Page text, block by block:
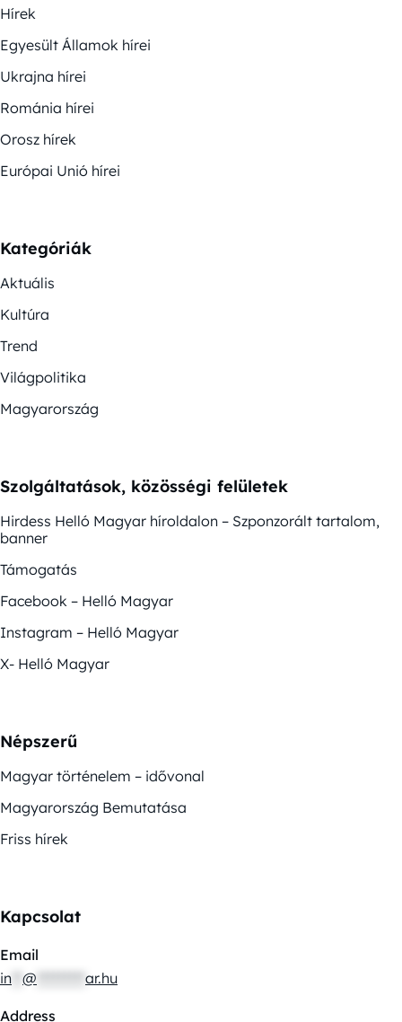
Hírek
Egyesült Államok hírei
Ukrajna hírei
Románia hírei
Orosz hírek
Európai Unió hírei
Kategóriák
Aktuális
Kultúra
Trend
Világpolitika
Magyarország
Szolgáltatások, közösségi felületek
Hirdess Helló Magyar híroldalon – Szponzorált tartalom,
banner
Támogatás
Facebook – Helló Magyar
Instagram – Helló Magyar
X- Helló Magyar
Népszerű
Magyar történelem – idővonal
Magyarország Bemutatása
Friss hírek
Kapcsolat
Email
in @ ar.hu
Address